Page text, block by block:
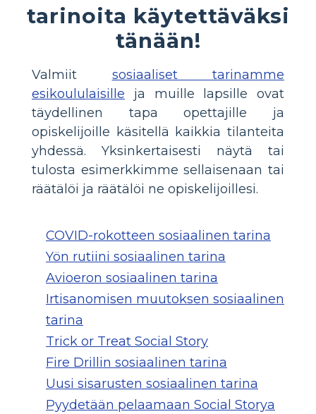
tarinoita käytettäväksi
tänään!
Valmiit sosiaaliset tarinamme
esikoululaisille ja muille lapsille ovat
täydellinen tapa opettajille ja
opiskelijoille käsitellä kaikkia tilanteita
yhdessä. Yksinkertaisesti näytä tai
tulosta esimerkkimme sellaisenaan tai
räätälöi ja räätälöi ne opiskelijoillesi.
COVID-rokotteen sosiaalinen tarina
Yön rutiini sosiaalinen tarina
Avioeron sosiaalinen tarina
Irtisanomisen muutoksen sosiaalinen
tarina
Trick or Treat Social Story
Fire Drillin sosiaalinen tarina
Uusi sisarusten sosiaalinen tarina
Pyydetään pelaamaan Social Storya